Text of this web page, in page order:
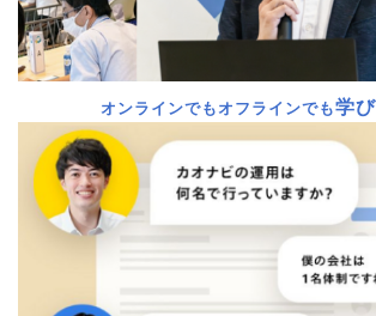
オンラインでもオフラインでも学